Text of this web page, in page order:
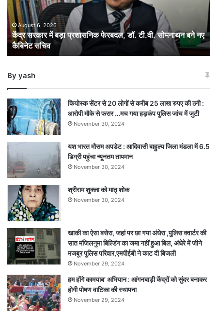
फेरबदल,
डॉ.
टी.वी.
सोमनाथन
बने
नए
सचिव
August 6, 2026
केंद्र सरकार में बड़ा प्रशासनिक फेरबदल, डॉ. टी.वी. सोमनाथन बने नए
कैबिनेट सचिव
By yash
कियोस्क सेंटर से 20 लोगों से करीब 25 लाख रुपए की ठगी :
आरोपी मौके से फरार …मच गया हड़कंप पुलिस जांच में जुटी
November 30, 2024
यश भारत मौसम अपडेट : आदिवासी बाहुल्य जिला मंडला में 6.5
डिग्री पहुंचा न्यूनतम तापमान
November 30, 2024
श्रीराम शुक्ला को मातृ शोक
November 30, 2024
खाकी का ऐसा बसेरा, जहां पर छा गया अंधेरा ,पुलिस क्वार्टर की
सात मंजिलनुमा बिल्डिंग का जमा नहीं हुआ बिल, अंधेरे में जीने
मजबूर पुलिस परिवार,एमपीईबी ने काट दी बिजली
November 29, 2024
हम होंगे कामयाब’ अभियान : आंगनबाड़ी केंद्रों को सुंदर बनाकर
होगी पोषण वाटिका की स्थापना
November 29, 2024